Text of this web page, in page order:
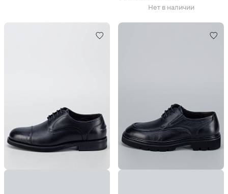
Нет в наличии